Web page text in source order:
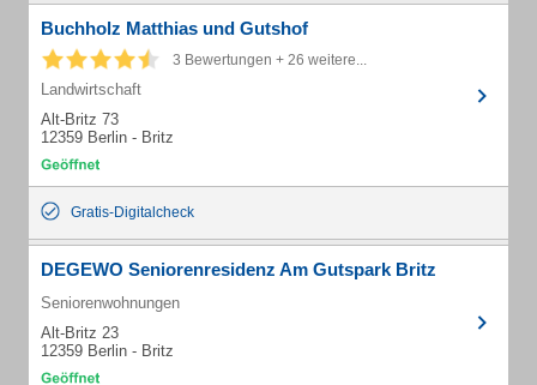
Buchholz Matthias und Gutshof
3 Bewertungen + 26 weitere...
Landwirtschaft
Alt-Britz 73
12359 Berlin - Britz
Gratis-Digitalcheck
DEGEWO Seniorenresidenz Am Gutspark Britz
Seniorenwohnungen
Alt-Britz 23
12359 Berlin - Britz